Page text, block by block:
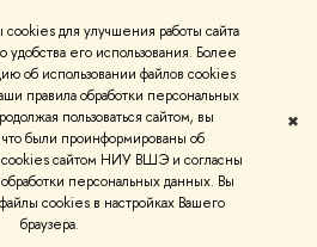
для улучшения работы сайта
его использования. Более
об использовании файлов cookies
правила обработки персональных
пользоваться сайтом, вы
были проинформированы об
cookies сайтом НИУ ВШЭ и согласны
персональных данных. Вы
cookies в настройках Вашего
браузера.
✖
заключительном занятии.
(Биосфера)
проектов
studies, имеющие отношение
живых существ в
или изучению влияния
на экосистемы. Конкретное